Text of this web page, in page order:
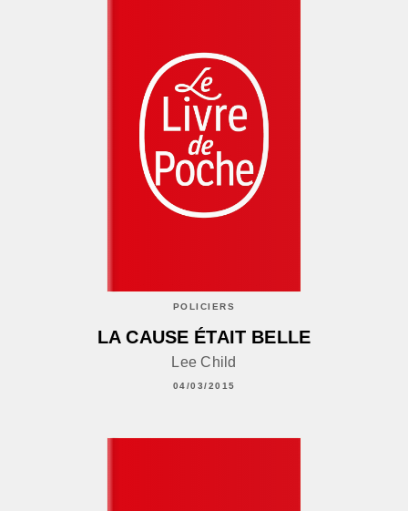
POLICIERS
LA CAUSE ÉTAIT BELLE
Lee Child
04/03/2015